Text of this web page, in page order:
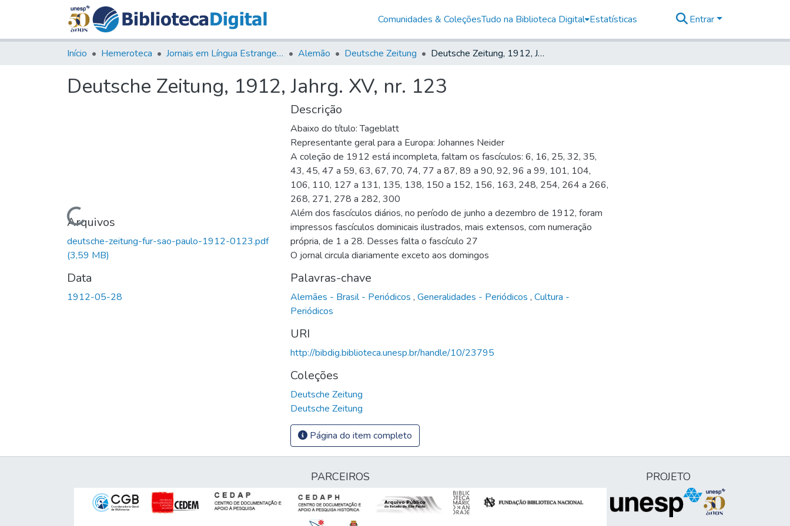
Comunidades & ColeçõesTudo na Biblioteca Digital Estatísticas Entrar
Início Hemeroteca Jornais em Língua Estrangeira Alemão Deutsche Zeitung Deutsche Zeitung, 1912, Jahrg. XV, nr. 123
Deutsche Zeitung, 1912, Jahrg. XV, nr. 123
Carregando...
Arquivos
deutsche-zeitung-fur-sao-paulo-1912-0123.pdf
(3,59 MB)
Data
1912-05-28
Descrição
Abaixo do título: Tageblatt
Representante geral para a Europa: Johannes Neider
A coleção de 1912 está incompleta, faltam os fascículos: 6, 16, 25, 32, 35,
43, 45, 47 a 59, 63, 67, 70, 74, 77 a 87, 89 a 90, 92, 96 a 99, 101, 104,
106, 110, 127 a 131, 135, 138, 150 a 152, 156, 163, 248, 254, 264 a 266,
268, 271, 278 a 282, 300
Além dos fascículos diários, no período de junho a dezembro de 1912, foram
impressos fascículos dominicais ilustrados, mais extensos, com numeração
própria, de 1 a 28. Desses falta o fascículo 27
O jornal circula diariamente exceto aos domingos
Palavras-chave
Alemães - Brasil - Periódicos , Generalidades - Periódicos , Cultura -
Periódicos
URI
http://bibdig.biblioteca.unesp.br/handle/10/23795
Coleções
Deutsche Zeitung
Deutsche Zeitung
Página do item completo
PARCEIROS PROJETO